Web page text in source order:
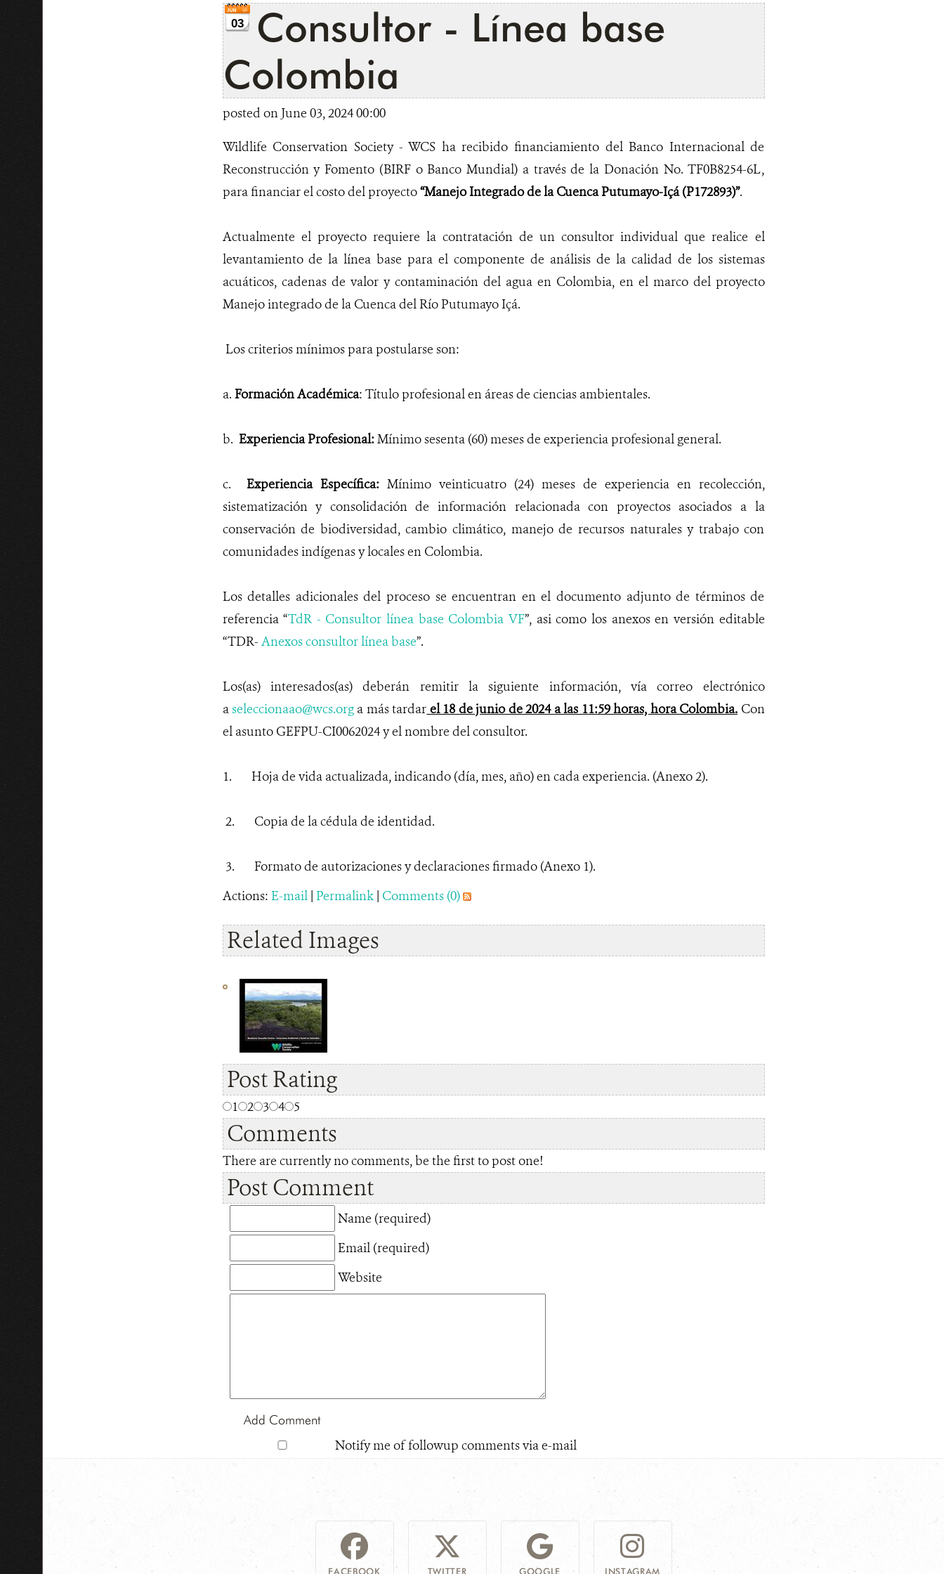
03
Consultor - Línea base
Colombia
posted on June 03, 2024 00:00
Wildlife Conservation Society - WCS ha recibido financiamiento del Banco Internacional de
Reconstrucción y Fomento (BIRF o Banco Mundial) a través de la Donación No. TF0B8254-6L,
para financiar el costo del proyecto“Manejo Integrado de la Cuenca Putumayo-Içá (P172893)”.
Actualmente el proyecto requiere la contratación de un consultor individual que realice el
levantamiento de la línea base para el componente de análisis de la calidad de los sistemas
acuáticos, cadenas de valor y contaminación del agua en Colombia, en el marco del proyecto
Manejo integrado de la Cuenca del Río Putumayo Içá.
Los criterios mínimos para postularse son:
a. Formación Académica: Título profesional en áreas de ciencias ambientales.
b. Experiencia Profesional:Mínimo sesenta (60) meses de experiencia profesional general.
c. Experiencia Específica:Mínimo veinticuatro (24) meses de experiencia en recolección,
sistematización y consolidación de información relacionada con proyectos asociados a la
conservación de biodiversidad, cambio climático, manejo de recursos naturales y trabajo con
comunidades indígenas y locales en Colombia.
Los detalles adicionales del proceso se encuentran en el documento adjunto de términos de
referencia “TdR - Consultor línea base Colombia VF”, asi como los anexos en versión editable
“TDR- Anexos consultor línea base”.
Los(as) interesados(as) deberán remitir la siguiente información, vía correo electrónico
aseleccionaao@wcs.orga más tardar el 18 de junio de 2024 a las 11:59 horas, hora Colombia. Con
el asunto GEFPU-CI0062024 y el nombre del consultor.
1. Hoja de vida actualizada, indicando (día, mes, año) en cada experiencia. (Anexo 2).
2. Copia de la cédula de identidad.
3. Formato de autorizaciones y declaraciones firmado (Anexo 1).
Actions: E-mail| Permalink| Comments (0)
Related Images
Post Rating
1 2 3 4 5
Comments
There are currently no comments, be the first to post one!
Post Comment
Name (required)
Email (required)
Website
Notify me of followup comments via e-mail
FACEBOOK TWITTER GOOGLE INSTAGRAM